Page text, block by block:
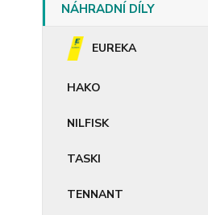
NÁHRADNÍ DÍLY
EUREKA
HAKO
NILFISK
TASKI
TENNANT